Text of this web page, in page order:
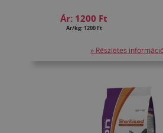
Ár: 1200 Ft
Ár/kg: 1200 Ft
» Részletes